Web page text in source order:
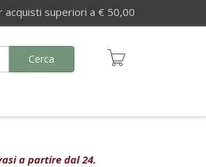
superiori a € 50,00
Cerca
a partire dal 24.